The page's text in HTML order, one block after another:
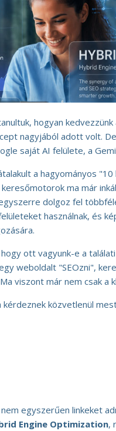
hogyan kedvezzünk
nagyjából adott volt.
saját AI felülete, a
a hagyományos
ma már
dolgoz fel
használnak, és
ott vagyunk-e a
weboldalt "SEOzni",
viszont már nem csak a
közvetlenül
egyszerűen linkeket
Engine Optimization,